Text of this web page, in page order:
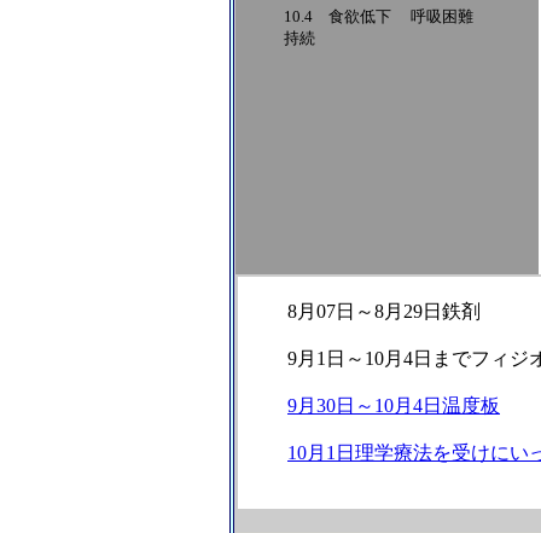
10.4 食欲低下 呼吸困難
持続
8月07日～8月29日鉄剤
9月1日～10月4日までフィジ
9月30日～10月4日温度板
10月1日理学療法を受けにい